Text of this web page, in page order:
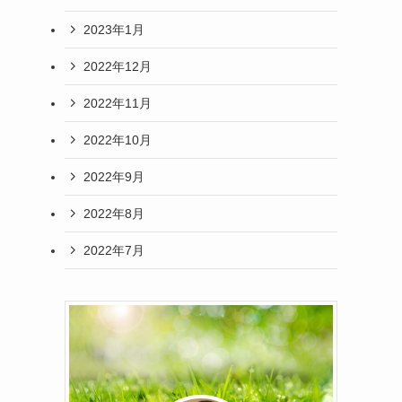
2023年1月
2022年12月
2022年11月
2022年10月
2022年9月
2022年8月
2022年7月